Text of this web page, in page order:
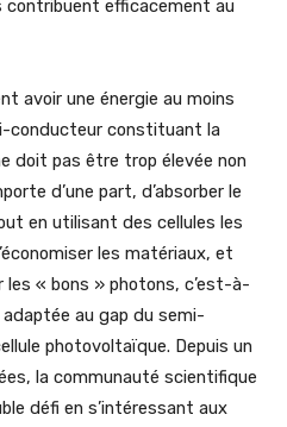
contribuent efficacement au
avoir une énergie au moins
conducteur constituant la
doit pas être trop élevée non
d’une part, d’absorber le
en utilisant des cellules les
les matériaux, et
les « bons » photons, c’est-à-
au gap du semi-
photovoltaïque. Depuis un
la communauté scientifique
défi en s’intéressant aux